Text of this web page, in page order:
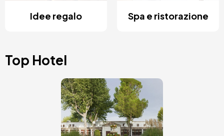
Idee regalo Spa e ristorazione
Top Hotel
Immagine